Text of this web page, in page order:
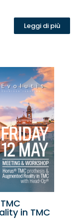
Leggi di più
in TMC